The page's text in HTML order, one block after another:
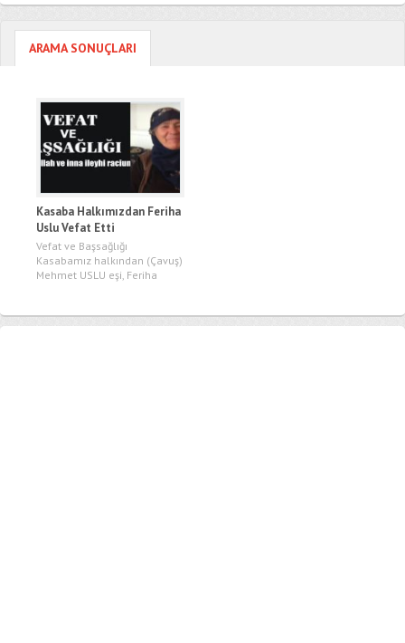
ARAMA SONUÇLARI
Kasaba Halkımızdan Feriha
Uslu Vefat Etti
Vefat ve Başsağlığı
Kasabamız halkından (Çavuş)
Mehmet USLU eşi, Feriha